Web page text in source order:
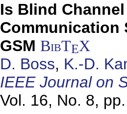
Is Blind
Communication
GSM BibTEX
D. Boss, K.-D.
IEEE Journal on
Vol. 16, No. 8,